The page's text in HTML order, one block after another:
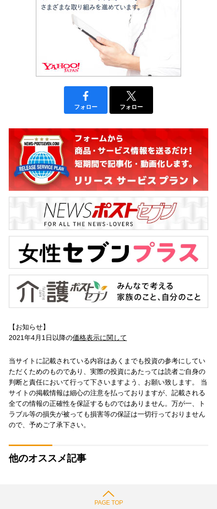
フォロー フォロー
【お知らせ】
2021年4月1日以降の価格表示に関して
当サイトに記載されている内容はあくまでも投資の参考にしてい
ただくためのものであり、実際の投資にあたっては読者ご自身の
判断と責任において行って下さいますよう、お願い致します。 当
サイトの掲載情報は細心の注意を払っておりますが、記載される
全ての情報の正確性を保証するものではありません。万が一、ト
ラブル等の損失が被っても損害等の保証は一切行っておりません
ので、予めご了承下さい。
他のオススメ記事
PAGE TOP